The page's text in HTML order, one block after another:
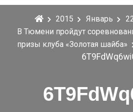
2015 Январь
В Тюмени пройдут
призы клуба «Золотая шайба»